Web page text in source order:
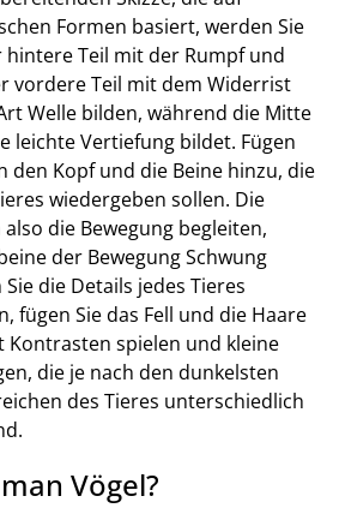
Formen basiert, werden Sie
hintere Teil mit der Rumpf und
vordere Teil mit dem Widerrist
Welle bilden, während die Mitte
leichte Vertiefung bildet. Fügen
den Kopf und die Beine hinzu, die
wiedergeben sollen. Die
die Bewegung begleiten,
der Bewegung Schwung
die Details jedes Tieres
fügen Sie das Fell und die Haare
Kontrasten spielen und kleine
die je nach den dunkelsten
des Tieres unterschiedlich
Vögel?